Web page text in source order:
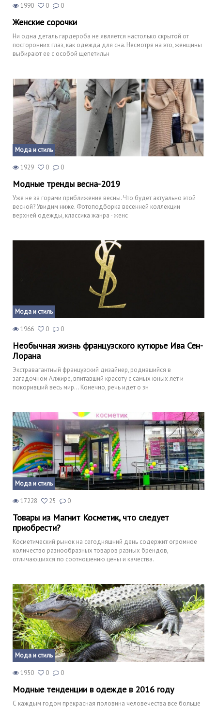
1990 0 0
Женские сорочки
Ни одна деталь гардероба не является настолько скрытой от
посторонних глаз, как одежда для сна. Несмотря на это, женщины
выбирают ее с особой щепетильн
Мода и стиль
1929 0 0
Модные тренды весна-2019
Уже не за горами приближение весны. Что будет актуально этой
весной? Увидим ниже. Фотоподборка весенней коллекции
верхней одежды, классика жанра - женс
Мода и стиль
1966 0 0
Необычная жизнь французского кутюрье Ива Сен-
Лорана
Экстравагантный французский дизайнер, родившийся в
загадочном Алжире, впитавший красоту с самых юных лет и
покоривший весь мир… Конечно, речь идет о зн
Мода и стиль
17228 25 0
Товары из Магнит Косметик, что следует
приобрести?
Косметический рынок на сегодняшний день содержит огромное
количество разнообразных товаров разных брендов,
отличающихся по соотношению цены и качества.
Мода и стиль
1950 0 0
Модные тенденции в одежде в 2016 году
С каждым годом прекрасная половина человечества всё больше